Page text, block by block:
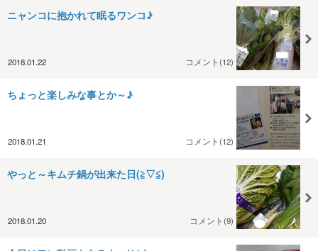
ニャンコに抱かれて眠るワンコ♪
2018.01.22 コメント(12)
ちょっと楽しみな事とか～♪
2018.01.21 コメント(12)
やっと～キムチ鍋が出来た日(≧▽≦)
2018.01.20 コメント(9)